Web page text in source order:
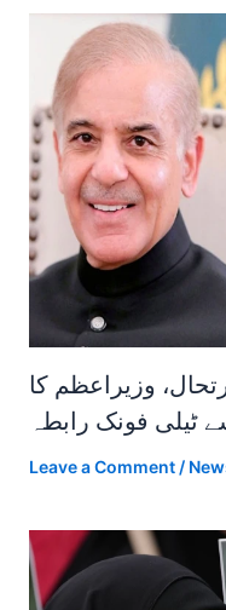
وزیراعظم کا
ٹیلی فونک رابطہ
Leave a Comment /